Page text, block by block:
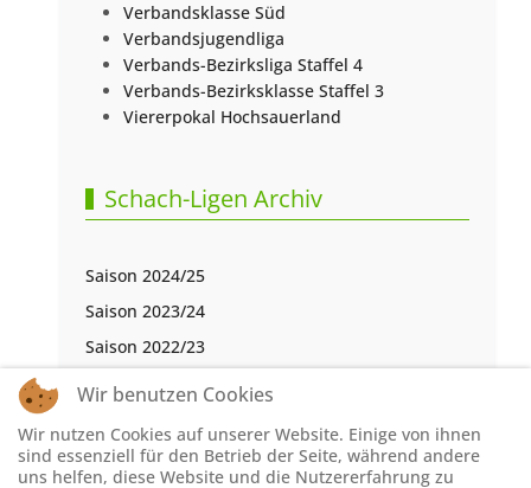
Verbandsklasse Süd
Verbandsjugendliga
Verbands-Bezirksliga Staffel 4
Verbands-Bezirksklasse Staffel 3
Viererpokal Hochsauerland
Schach-Ligen Archiv
Saison 2024/25
Saison 2023/24
Saison 2022/23
Saison 2021/22
Saison 2019/20
Wir benutzen Cookies
Wir nutzen Cookies auf unserer Website. Einige von ihnen
sind essenziell für den Betrieb der Seite, während andere
uns helfen, diese Website und die Nutzererfahrung zu